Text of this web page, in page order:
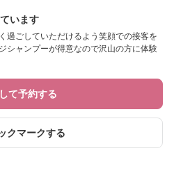
います
過ごしていただけるよう笑顔での接客を
シャンプーが得意なので沢山の方に体験
て予約する
クマークする